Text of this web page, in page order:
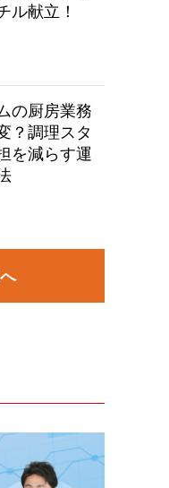
ル献立！
の厨房業務
？調理スタ
を減らす運